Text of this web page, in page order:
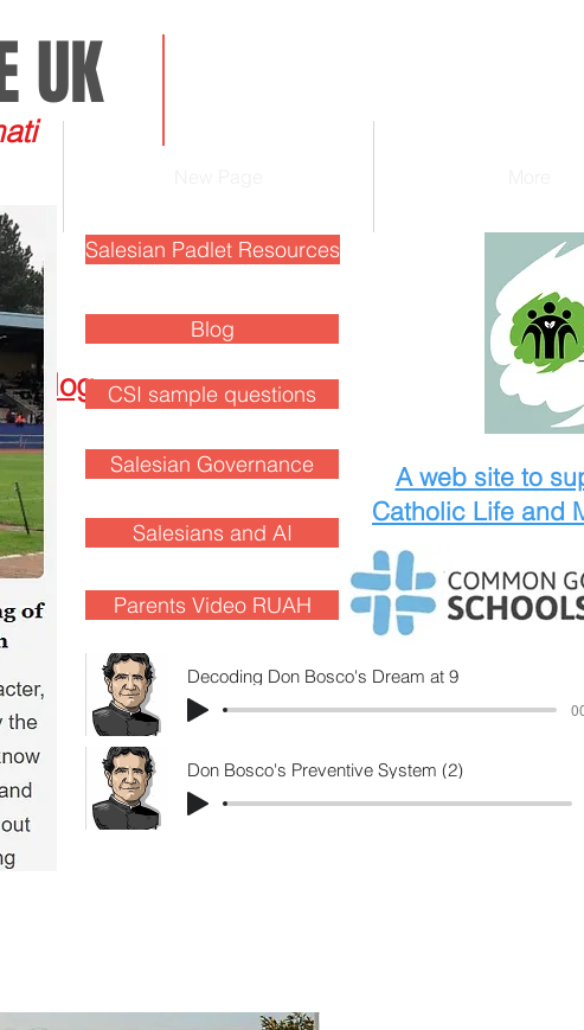
UK
Salesian Padlet Resources
Blog
Blog
CSI sample questions
Salesian Governance
Salesians and AI
A web site to
Catholic Life and
Parents Video RUAH
Decoding Don Bosco's Dream at 9
Don Bosco's Preventive System (2)